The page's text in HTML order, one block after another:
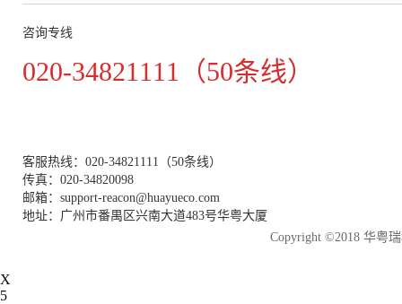
咨询专线
020-34821111（50条线）
客服热线：020-34821111（50条线）
传真：020-34820098
邮箱：support-reacon@huayueco.com
地址：广州市番禺区兴南大道483号华粤大厦
Copyright ©2018 华粤
X
5